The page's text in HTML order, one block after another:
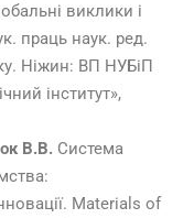
виклики і
праць наук. ред.
Ніжин: ВП НУБіП
інститут»,
В.В. Система
Materials of